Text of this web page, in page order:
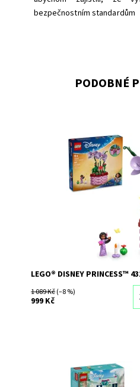
bezpečnostním standardům
PODOBNÉ
Zábavná kreativní výstavní
filmu Encanto
Dostupnost:
Skladem2
11798
LEGO® DISNEY PRINCESS™
1 089 Kč(–8 %)
999 Kč
Dobroty a minipanenka LEGO®